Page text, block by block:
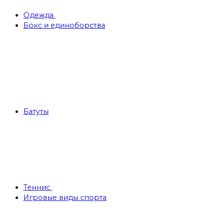
Одежда
Бокс и единоборства
Батуты
Теннис
Игровые виды спорта